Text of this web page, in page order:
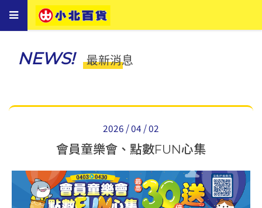
Toggle
navigation
NEWS! 最新消息
2026 / 04 / 02
會員童樂會、點數FUN心集